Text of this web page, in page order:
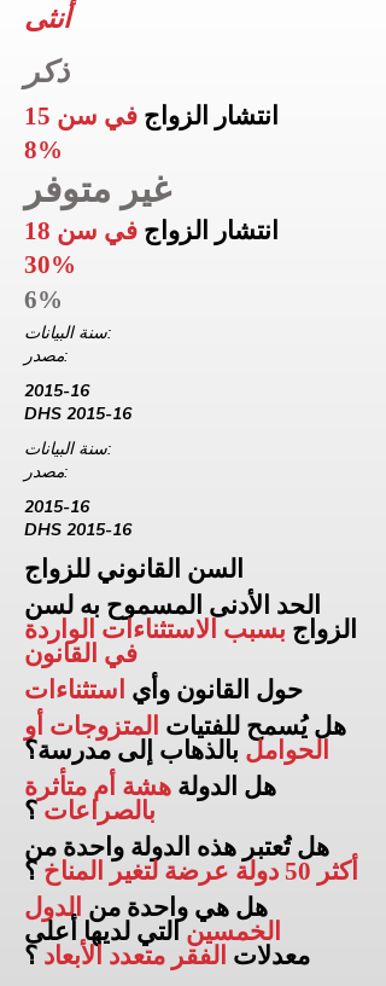
أنثى
ذكر
انتشار الزواج في سن 15
8%
غير متوفر
انتشار الزواج في سن 18
30%
6%
سنة البيانات:
مصدر:
2015-16
DHS 2015-16
سنة البيانات:
مصدر:
2015-16
DHS 2015-16
السن القانوني للزواج
الحد الأدنى المسموح به لسن
الزواج بسبب الاستثناءات الواردة
في القانون
حول القانون وأي استثناءات
هل يُسمح للفتيات المتزوجات أو
الحوامل بالذهاب إلى مدرسة؟
هل الدولة هشة أم متأثرة
بالصراعات ؟
هل تُعتبر هذه الدولة واحدة من
أكثر 50 دولة عرضة لتغير المناخ
؟
هل هي واحدة من الدول
الخمسين التي لديها أعلى
معدلات الفقر متعدد الأبعاد ؟